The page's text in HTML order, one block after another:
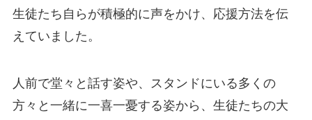
生徒たち自らが積極的に声をかけ、応援方法を伝
えていました。
人前で堂々と話す姿や、スタンドにいる多くの
方々と一緒に一喜一憂する姿から、生徒たちの大